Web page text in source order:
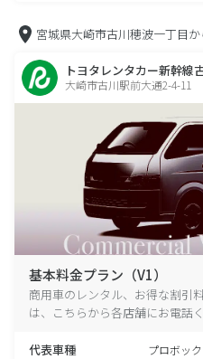
宮城県大崎市古川穂波一丁目か
トヨタレンタカー新幹線
大崎市古川駅前大通2-4-11
基本料金プラン（V1）
商用車のレンタル、お得な割引
は、こちらから各店舗にお電話く
代表車種 プロボッ